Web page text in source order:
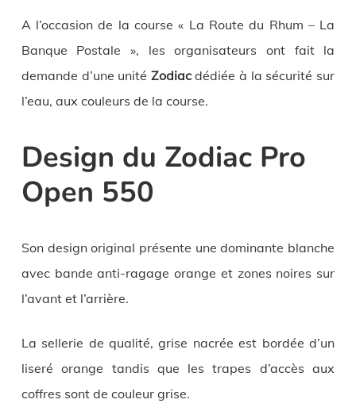
A l’occasion de la course « La Route du Rhum – La
Banque Postale », les organisateurs ont fait la
demande d’une unité Zodiacdédiée à la sécurité sur
l’eau, aux couleurs de la course.
Design du Zodiac Pro
Open 550
Son design original présente une dominante blanche
avec bande anti-ragage orange et zones noires sur
l’avant et l’arrière.
La sellerie de qualité, grise nacrée est bordée d’un
liseré orange tandis que les trapes d’accès aux
coffres sont de couleur grise.